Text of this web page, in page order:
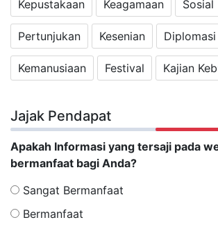
Kepustakaan Keagamaan Sosial
Pertunjukan Kesenian
Kemanusiaan Festival Kajian
Jajak Pendapat
Apakah Informasi yang tersaji pada
bermanfaat bagi Anda?
Sangat Bermanfaat
Bermanfaat